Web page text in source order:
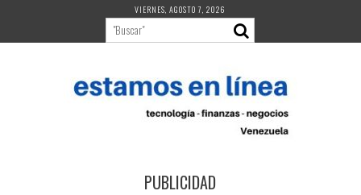
contenido
VIERNES, AGOSTO 7, 2026
PUBLICIDAD